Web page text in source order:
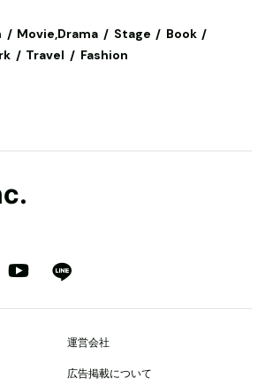
Movie,Drama Stage
Book
Travel Fashion
運営会社
広告掲載について